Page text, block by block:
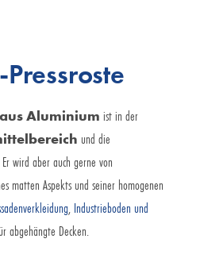
Aluminium ist in der
und die
wird aber auch gerne von
matten Aspekts und seiner homogenen
Industrieboden und
abgehängte Decken.